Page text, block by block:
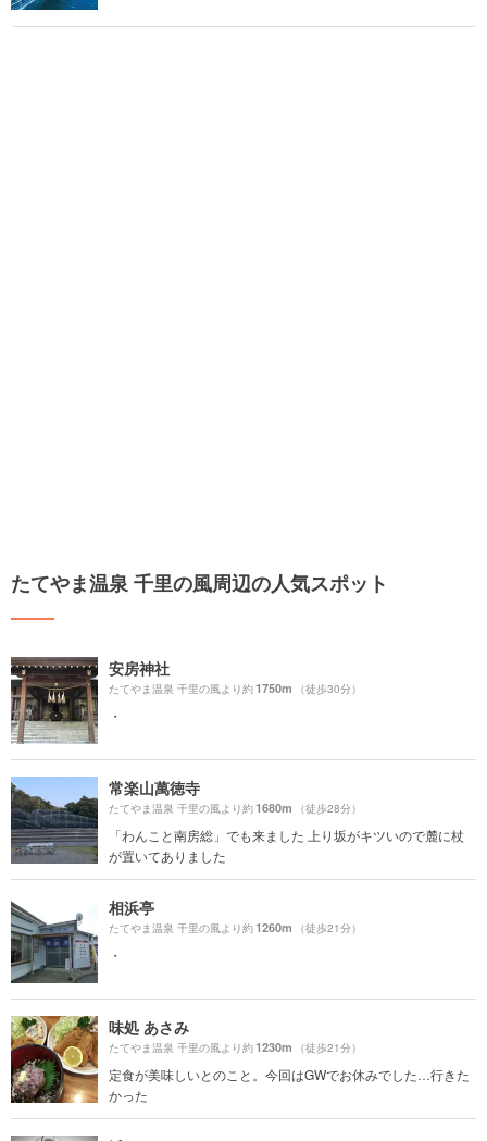
たてやま温泉 千里の風周辺の人気スポット
安房神社
たてやま温泉 千里の風より約1750m （徒歩30分）
・
常楽山萬徳寺
たてやま温泉 千里の風より約1680m （徒歩28分）
「わんこと南房総」でも来ました 上り坂がキツいので麓に杖
が置いてありました
相浜亭
たてやま温泉 千里の風より約1260m （徒歩21分）
・
味処 あさみ
たてやま温泉 千里の風より約1230m （徒歩21分）
定食が美味しいとのこと。今回はGWでお休みでした…行きた
かった